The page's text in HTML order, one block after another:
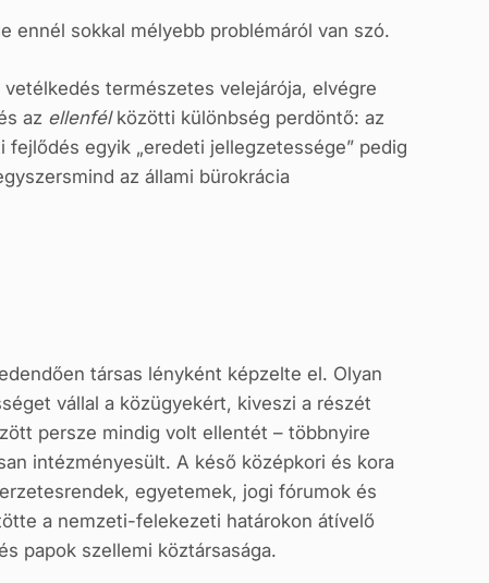
ennél sokkal mélyebb problémáról van szó.
természetes velejárója, elvégre
az ellenfélközötti különbség perdöntő: az
egyik „eredeti jellegzetessége” pedig
az állami bürokrácia
társas lényként képzelte el. Olyan
vállal a közügyekért, kiveszi a részét
persze mindig volt ellentét – többnyire
intézményesült. A késő középkori és kora
egyetemek, jogi fórumok és
a nemzeti-felekezeti határokon átívelő
papok szellemi köztársasága.